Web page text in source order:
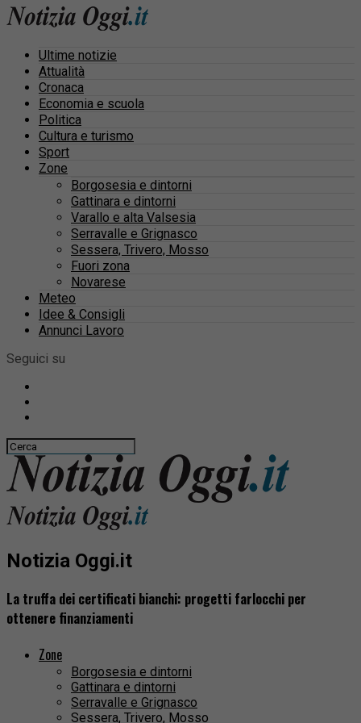
Ultime notizie
Attualità
Cronaca
Economia e scuola
Politica
Cultura e turismo
Sport
Zone
Borgosesia e dintorni
Gattinara e dintorni
Varallo e alta Valsesia
Serravalle e Grignasco
Sessera, Trivero, Mosso
Fuori zona
Novarese
Meteo
Idee & Consigli
Annunci Lavoro
Seguici su
Notizia Oggi.it
La truffa dei certificati bianchi: progetti farlocchi per
ottenere finanziamenti
Zone
Borgosesia e dintorni
Gattinara e dintorni
Serravalle e Grignasco
Sessera, Trivero, Mosso